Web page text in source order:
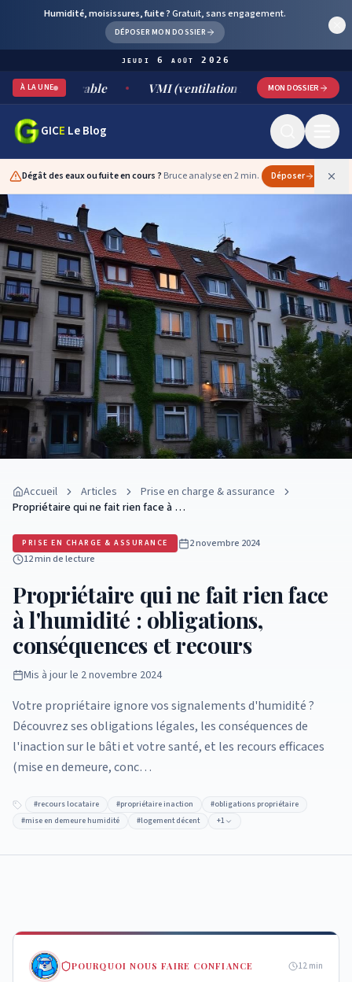
Humidité, moisissures, fuite ?Gratuit, sans engagement.
DÉPOSER MON DOSSIER
jeudi 6 août 2026
À LA UNE VMI (ventilation mécanique par insufflation) :
MON DOSSIER
GICE Le Blog
Dégât des eaux ou fuite en cours ? Bruce analyse en 2 min. Déposer
Accueil Articles
Prise en charge & assurance
Propriétaire qui ne fait rien face à …
PRISE EN CHARGE & ASSURANCE
2 novembre 2024
12 minde lecture
Propriétaire qui ne fait rien face
à l'humidité : obligations,
conséquences et recours
Mis à jour le 2 novembre 2024
Votre propriétaire ignore vos signalements d'humidité ?
Découvrez ses obligations légales, les conséquences de
l'inaction sur le bâti et votre santé, et les recours efficaces
(mise en demeure, conc…
#recours locataire #propriétaire inaction #obligations propriétaire
#mise en demeure humidité #logement décent +1
POURQUOI NOUS FAIRE CONFIANCE 12 min